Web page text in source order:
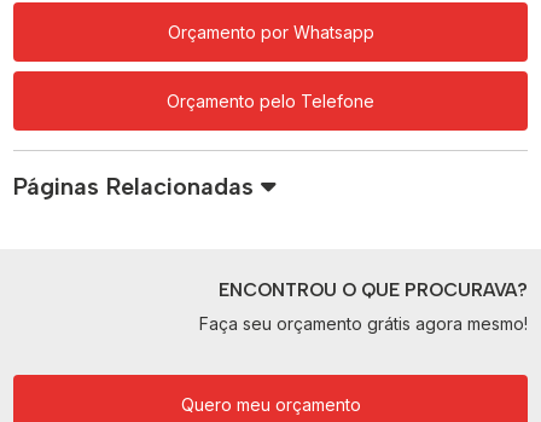
Orçamento por Whatsapp
Orçamento pelo Telefone
Páginas Relacionadas
ENCONTROU O QUE PROCURAVA?
Faça seu orçamento grátis agora mesmo!
Quero meu orçamento